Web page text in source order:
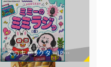
アミューズのキャラクターIP×若手アーティスト育成コンテンツ 新Podcast番組「ミミーのミミラジっ（仮）」 8月6日（木）より配信スタート！